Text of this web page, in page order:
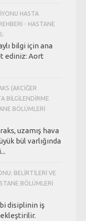
HASTA
- HASTANE
bilgi için ana
ediniz: Aort
(AKCIĞER
BILGILENDIRME
BÖLÜMLERI
uzamış hava
bül varlığında
BELIRTILERI VE
BÖLÜMLERI
disiplinin iş